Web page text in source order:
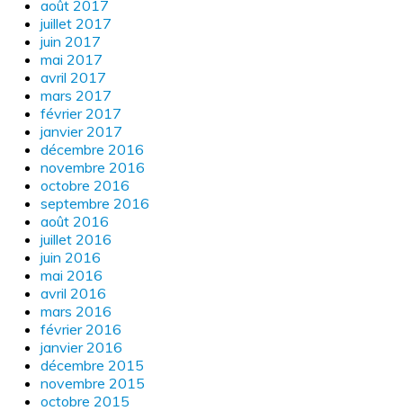
août 2017
juillet 2017
juin 2017
mai 2017
avril 2017
mars 2017
février 2017
janvier 2017
décembre 2016
novembre 2016
octobre 2016
septembre 2016
août 2016
juillet 2016
juin 2016
mai 2016
avril 2016
mars 2016
février 2016
janvier 2016
décembre 2015
novembre 2015
octobre 2015